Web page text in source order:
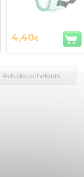
4,40€
Avis des acheteurs